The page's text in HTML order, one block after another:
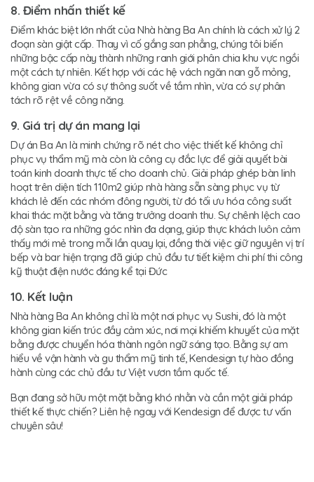
8. Điểm nhấn thiết kế
Điểm khác biệt lớn nhất của Nhà hàng Ba An chính là cách xử lý 2
đoạn sàn giật cấp. Thay vì cố gắng san phẳng, chúng tôi biến
những bậc cấp này thành những ranh giới phân chia khu vực ngồi
một cách tự nhiên. Kết hợp với các hệ vách ngăn nan gỗ mỏng,
không gian vừa có sự thông suốt về tầm nhìn, vừa có sự phân
tách rõ rệt về công năng.
9. Giá trị dự án mang lại
Dự án Ba An là minh chứng rõ nét cho việc thiết kế không chỉ
phục vụ thẩm mỹ mà còn là công cụ đắc lực để giải quyết bài
toán kinh doanh thực tế cho doanh chủ. Giải pháp ghép bàn linh
hoạt trên diện tích 110m2 giúp nhà hàng sẵn sàng phục vụ từ
khách lẻ đến các nhóm đông người, từ đó tối ưu hóa công suất
khai thác mặt bằng và tăng trưởng doanh thu. Sự chênh lệch cao
độ sàn tạo ra những góc nhìn đa dạng, giúp thực khách luôn cảm
thấy mới mẻ trong mỗi lần quay lại, đồng thời việc giữ nguyên vị trí
bếp và bar hiện trạng đã giúp chủ đầu tư tiết kiệm chi phí thi công
kỹ thuật điện nước đáng kể tại Đức
10. Kết luận
Nhà hàng Ba An không chỉ là một nơi phục vụ Sushi, đó là một
không gian kiến trúc đầy cảm xúc, nơi mọi khiếm khuyết của mặt
bằng được chuyển hóa thành ngôn ngữ sáng tạo. Bằng sự am
hiểu về vận hành và gu thẩm mỹ tinh tế, Kendesign tự hào đồng
hành cùng các chủ đầu tư Việt vươn tầm quốc tế.
Bạn đang sở hữu một mặt bằng khó nhằn và cần một giải pháp
thiết kế thực chiến? Liên hệ ngay với Kendesign để được tư vấn
chuyên sâu!